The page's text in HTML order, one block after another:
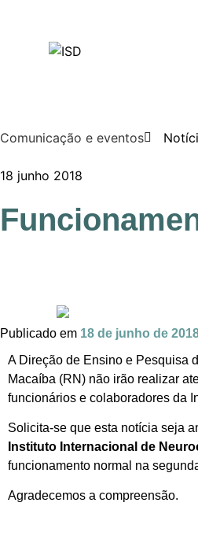
Comunicação e eventos
18 junho 2018
Publicado em 18 de junho de
A Direção de Ensino e Pesquisa
Macaíba (RN) não irão realizar
funcionários e colaboradores da
Solicita-se que esta notícia seja
Instituto Internacional de
funcionamento normal na
Agradecemos a compreensão.